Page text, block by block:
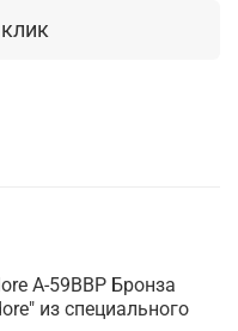
A-59BBP Бронза
из специального